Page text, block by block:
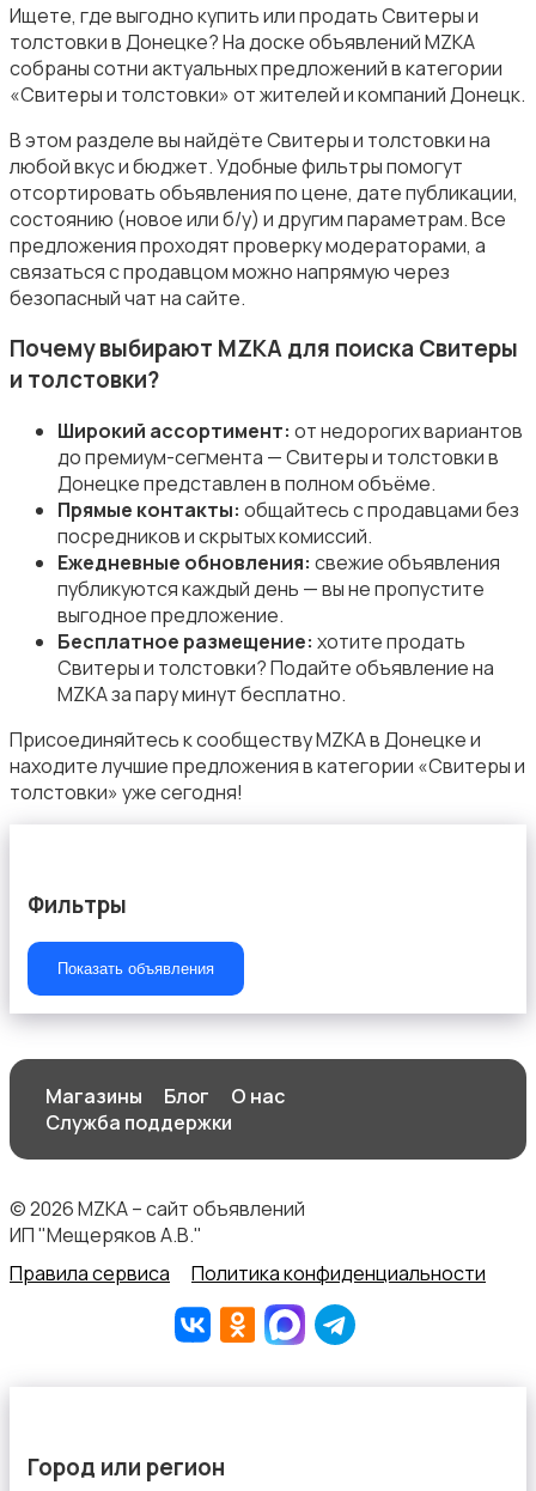
Пиджаки и костюмы
Рубашки
Свитеры и толстовки
Спецодежда
Спортивная одежда
Футболки и поло
Штаны и шорты
Другое
Ищете, где выгодно купить или продать Свитеры и
толстовки в Донецке? На доске объявлений MZKA
собраны сотни актуальных предложений в категории
«Свитеры и толстовки» от жителей и компаний Донецк.
В этом разделе вы найдёте Свитеры и толстовки на
любой вкус и бюджет. Удобные фильтры помогут
отсортировать объявления по цене, дате публикации,
состоянию (новое или б/у) и другим параметрам. Все
предложения проходят проверку модераторами, а
связаться с продавцом можно напрямую через
безопасный чат на сайте.
Почему выбирают MZKA для поиска Свитеры
и толстовки?
Широкий ассортимент: от недорогих вариантов
до премиум-сегмента — Свитеры и толстовки в
Донецке представлен в полном объёме.
Прямые контакты: общайтесь с продавцами без
посредников и скрытых комиссий.
Ежедневные обновления: свежие объявления
публикуются каждый день — вы не пропустите
выгодное предложение.
Бесплатное размещение: хотите продать
Свитеры и толстовки? Подайте объявление на
MZKA за пару минут бесплатно.
Присоединяйтесь к сообществу MZKA в Донецке и
находите лучшие предложения в категории «Свитеры и
толстовки» уже сегодня!
Фильтры
Показать объявления
Магазины Блог
О нас
Служба поддержки
© 2026 MZKA – сайт объявлений
ИП "Мещеряков А.В."
Правила сервиса
Политика конфиденциальности
Город или регион